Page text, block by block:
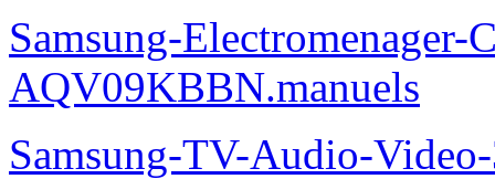
Samsung-Electromenager-
AQV09KBBN.manuels
Samsung-TV-Audio-